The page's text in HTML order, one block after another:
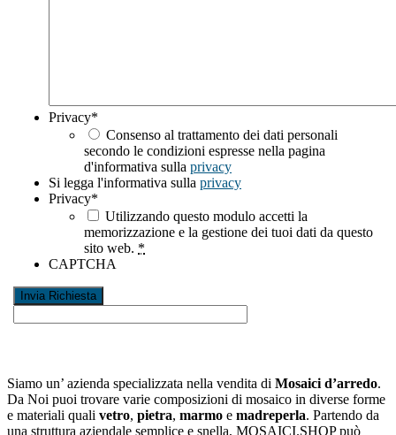
Privacy*
Consenso al trattamento dei dati personali
secondo le condizioni espresse nella pagina
d'informativa sulla privacy
Si legga l'informativa sulla privacy
Privacy*
Utilizzando questo modulo accetti la
memorizzazione e la gestione dei tuoi dati da questo
sito web. *
CAPTCHA
Siamo un’ azienda specializzata nella vendita di Mosaici d’arredo.
Da Noi puoi trovare varie composizioni di mosaico in diverse forme
e materiali quali vetro, pietra, marmo e madreperla. Partendo da
una struttura aziendale semplice e snella, MOSAICI.SHOP può